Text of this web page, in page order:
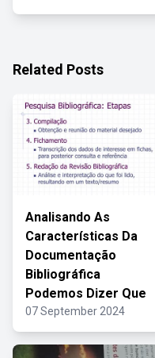
Related Posts
Analisando As
Características Da
Documentação
Bibliográfica
Podemos Dizer Que
07 September 2024